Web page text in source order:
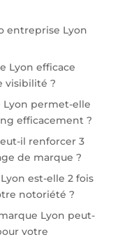
entreprise Lyon
Lyon efficace
visibilité ?
permet-elle
efficacement ?
il renforcer 3
de marque ?
est-elle 2 fois
notoriété ?
Lyon peut-
votre